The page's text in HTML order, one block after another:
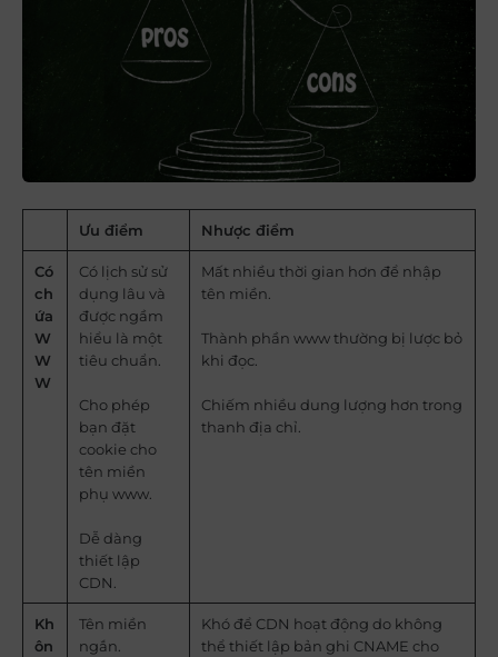
Ưu điểm Nhược điểm
Có
ch
ứa
W
W
W
Có lịch sử sử
dụng lâu và
được ngầm
hiểu là một
tiêu chuẩn.
Cho phép
bạn đặt
cookie cho
tên miền
phụ www.
Dễ dàng
thiết lập
CDN.
Mất nhiều thời gian hơn để nhập
tên miền.
Thành phần www thường bị lược bỏ
khi đọc.
Chiếm nhiều dung lượng hơn trong
thanh địa chỉ.
Kh
ôn
Tên miền
ngắn.
Khó để CDN hoạt động do không
thể thiết lập bản ghi CNAME cho